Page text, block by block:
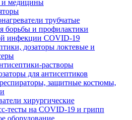
и медицины
трубчатые
борьбы и профилактики
инфекции COVID-19
дозаторы локтевые и
растворы
для антисептиков
защитные костюмы,
хирургические
тесты на COVID-19 и грипп
оборудование